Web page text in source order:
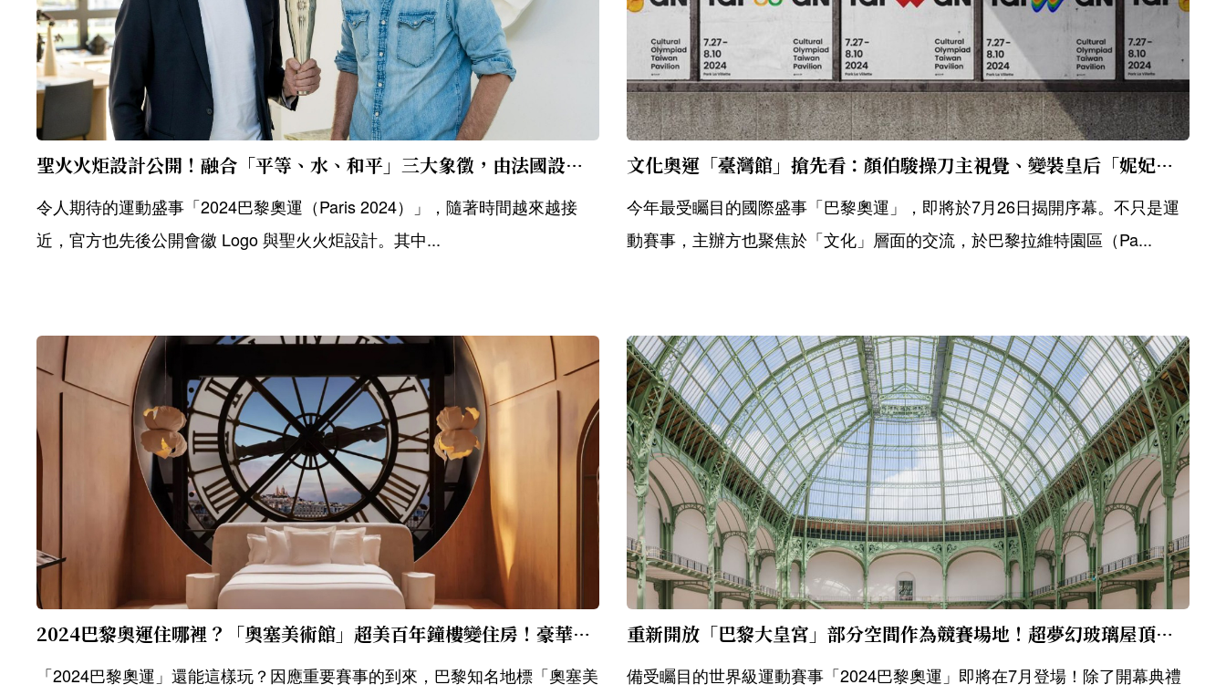
聖火火炬設計公開！融合「平等、水、和平」三大象徵，由法國設計師 Mathieu Lehanneur 創造專屬紋路與線條
令人期待的運動盛事「2024巴黎奧運（Paris 2024）」，隨著時間越來越接
近，官方也先後公開會徽 Logo 與聖火火炬設計。其中...
文化奧運「臺灣館」搶先看：顏伯駿操刀主視覺、變裝皇后「妮妃雅」受邀演出
今年最受矚目的國際盛事「巴黎奧運」，即將於7月26日揭開序幕。不只是運
動賽事，主辦方也聚焦於「文化」層面的交流，於巴黎拉維特園區（Pa...
2024巴黎奧運住哪裡？「奧塞美術館」超美百年鐘樓變住房！豪華特等席絕不能錯過
「2024巴黎奧運」還能這樣玩？因應重要賽事的到來，巴黎知名地標「奧塞美
重新開放「巴黎大皇宮」部分空間作為競賽場地！超夢幻玻璃屋頂、花園景觀搶先看
備受矚目的世界級運動賽事「2024巴黎奧運」即將在7月登場！除了開幕典禮